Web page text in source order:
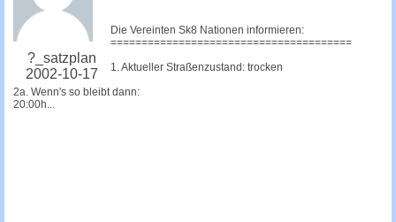
?_satzplan
2002-10-17
Die Vereinten Sk8 Nationen informieren:
=======================================
1. Aktueller Straßenzustand: trocken
2a. Wenn's so bleibt dann:
20:00h...